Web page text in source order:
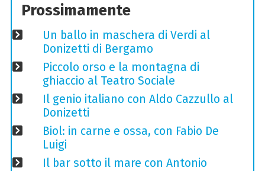
Prossimamente
Un ballo in maschera di Verdi al
Donizetti di Bergamo
Piccolo orso e la montagna di
ghiaccio al Teatro Sociale
Il genio italiano con Aldo Cazzullo al
Donizetti
Biol: in carne e ossa, con Fabio De
Luigi
Il bar sotto il mare con Antonio